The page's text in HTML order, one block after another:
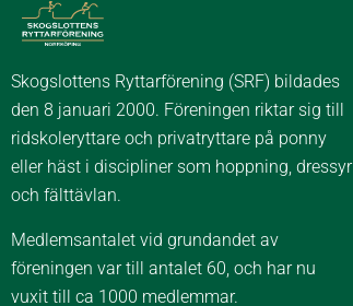
Skogslottens Ryttarförening (SRF) bildades
den 8 januari 2000. Föreningen riktar sig till
ridskoleryttare och privatryttare på ponny
eller häst i discipliner som hoppning, dressyr
och fälttävlan.
Medlemsantalet vid grundandet av
föreningen var till antalet 60, och har nu
vuxit till ca 1000 medlemmar.